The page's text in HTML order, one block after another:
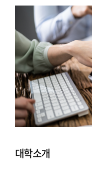
대학소개